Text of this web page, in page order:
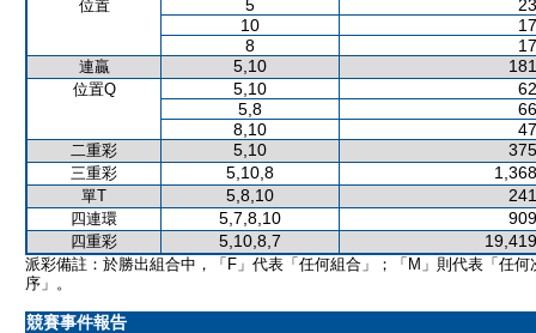
位置 5
10
8
連贏 5,10
位置Q 5,10
5,8
8,10
二重彩 5,10
三重彩 5,10,8
單T 5,8,10
四連環 5,7,8,10
四重彩 5,10,8,7
派彩備註：於勝出組合中，「F」代表「任何組合」；「M」則代表「任何
序」。
競賽事件報告